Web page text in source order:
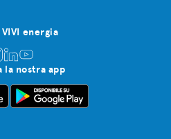
energia
la nostra app